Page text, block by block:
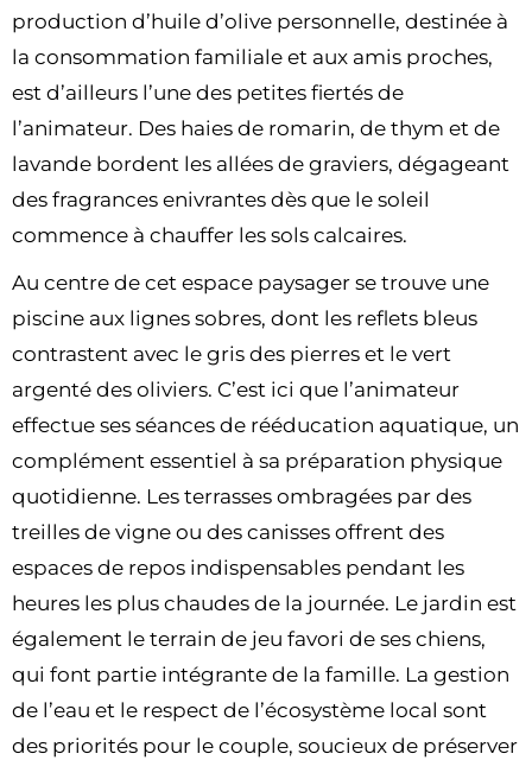
production d’huile d’olive personnelle, destinée à
la consommation familiale et aux amis proches,
est d’ailleurs l’une des petites fiertés de
l’animateur. Des haies de romarin, de thym et de
lavande bordent les allées de graviers, dégageant
des fragrances enivrantes dès que le soleil
commence à chauffer les sols calcaires.
Au centre de cet espace paysager se trouve une
piscine aux lignes sobres, dont les reflets bleus
contrastent avec le gris des pierres et le vert
argenté des oliviers. C’est ici que l’animateur
effectue ses séances de rééducation aquatique, un
complément essentiel à sa préparation physique
quotidienne. Les terrasses ombragées par des
treilles de vigne ou des canisses offrent des
espaces de repos indispensables pendant les
heures les plus chaudes de la journée. Le jardin est
également le terrain de jeu favori de ses chiens,
qui font partie intégrante de la famille. La gestion
de l’eau et le respect de l’écosystème local sont
des priorités pour le couple, soucieux de préserver